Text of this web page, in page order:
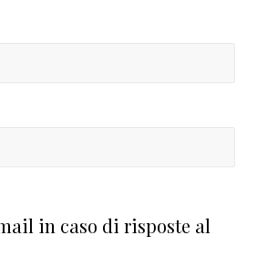
in caso di risposte al